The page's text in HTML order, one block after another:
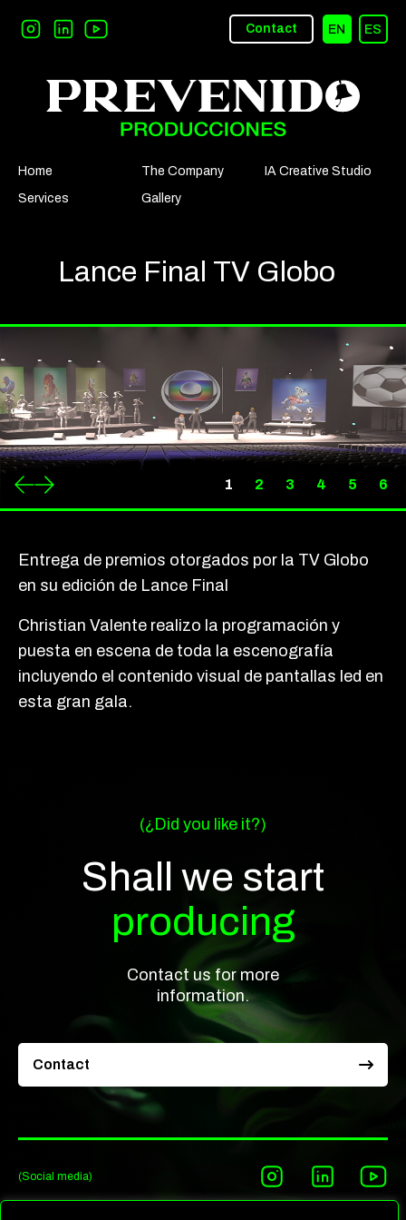
Contact EN ES
Home The Company
IA Creative Studio
Services
Gallery
Lance Final TV Globo
1 2 3 4 5 6
Entrega de premios otorgados por la TV Globo
en su edición de Lance Final
Christian Valente realizo la programación y
puesta en escena de toda la escenografía
incluyendo el contenido visual de pantallas led en
esta gran gala.
(¿Did you like it?)
Shall we start
producing
Contact us for more
information.
Contact
(Social media)